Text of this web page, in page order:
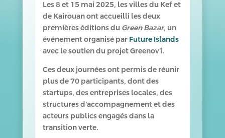
Les 8 et 15 mai 2025, les villes du Kef et
de Kairouan ont accueilli les deux
premières éditions du Green Bazar, un
événement organisé par Future Islands
avec le soutien du projet Greenov’i.
Ces deux journées ont permis de réunir
plus de 70 participants, dont des
startups, des entreprises locales, des
structures d’accompagnement et des
acteurs publics engagés dans la
transition verte.